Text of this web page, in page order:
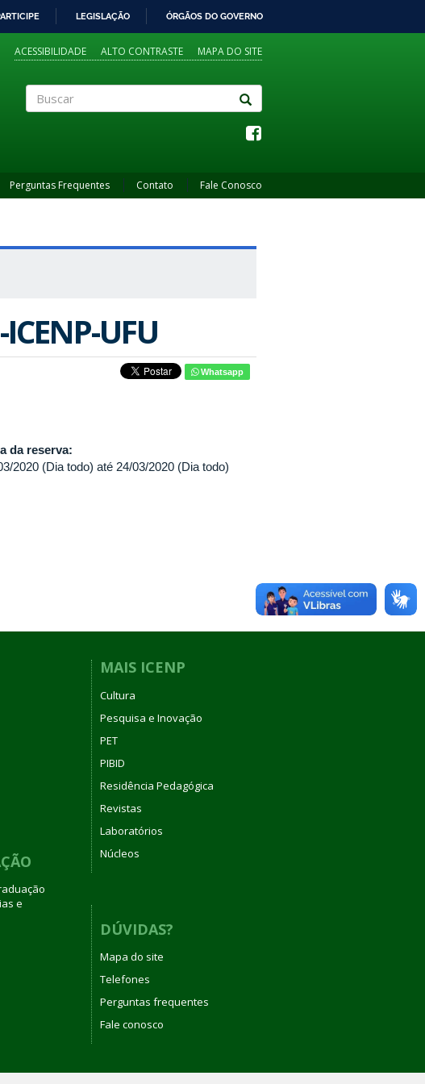
LEGISLAÇÃO ÓRGÃOS DO GOVERNO
ACESSIBILIDADE ALTO CONTRASTE MAPA DO SITE
Perguntas Frequentes Contato Fale Conosco
UFU
Whatsapp
da reserva:
2020 (Dia todo) até 24/03/2020 (Dia todo)
e
MAIS ICENP
Cultura
Pesquisa e Inovação
PET
PIBID
Residência Pedagógica
Revistas
Laboratórios
Núcleos
DÚVIDAS?
Mapa do site
Telefones
Perguntas frequentes
Fale conosco